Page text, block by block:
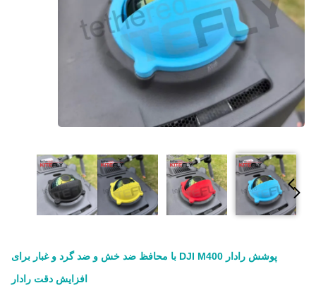
پوشش رادار DJI M400 با محافظ ضد خش و ضد گرد و غبار برای
افزایش دقت رادار